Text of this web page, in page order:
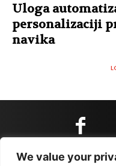
We value your
Uloga
personalizaciji
navika